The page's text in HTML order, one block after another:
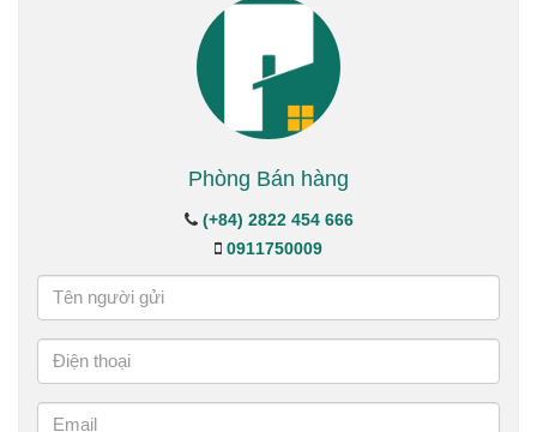
Phòng Bán hàng
(+84) 2822 454 666
0911750009